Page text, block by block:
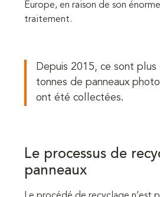
Europe, en raison de son
traitement.
Depuis 2015, ce sont
tonnes de panneaux
ont été collectées.
Le processus de
panneaux